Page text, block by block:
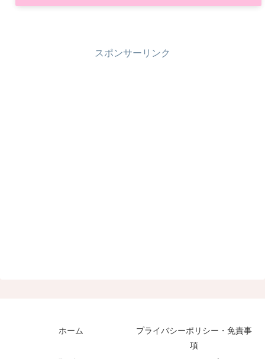
スポンサーリンク
ホーム
プライバシーポリシー・免責事
項